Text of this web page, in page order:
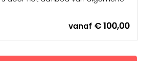
vanaf € 100,00